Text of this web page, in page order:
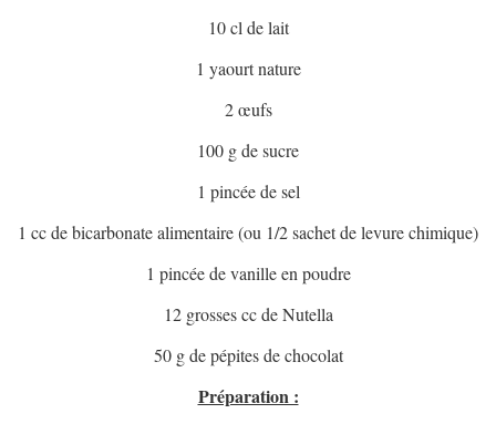
10 cl de lait
1 yaourt nature
2 œufs
100 g de sucre
1 pincée de sel
1 cc de bicarbonate alimentaire (ou 1/2 sachet de levure chimique)
1 pincée de vanille en poudre
12 grosses cc de Nutella
50 g de pépites de chocolat
Préparation :